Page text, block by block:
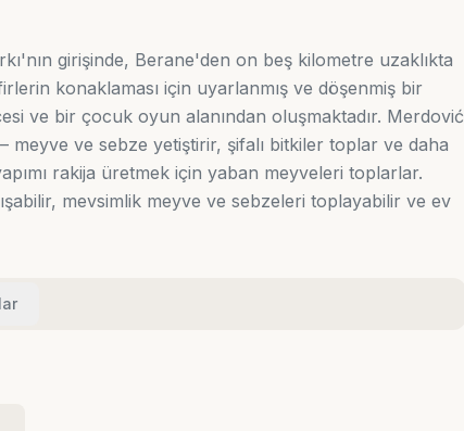
girişinde, Berane'den on beş kilometre uzaklıkta
konaklaması için uyarlanmış ve döşenmiş bir
ve bir çocuk oyun alanından oluşmaktadır. Merdović
meyve ve sebze yetiştirir, şifalı bitkiler toplar ve daha
rakija üretmek için yaban meyveleri toplarlar.
mevsimlik meyve ve sebzeleri toplayabilir ve ev